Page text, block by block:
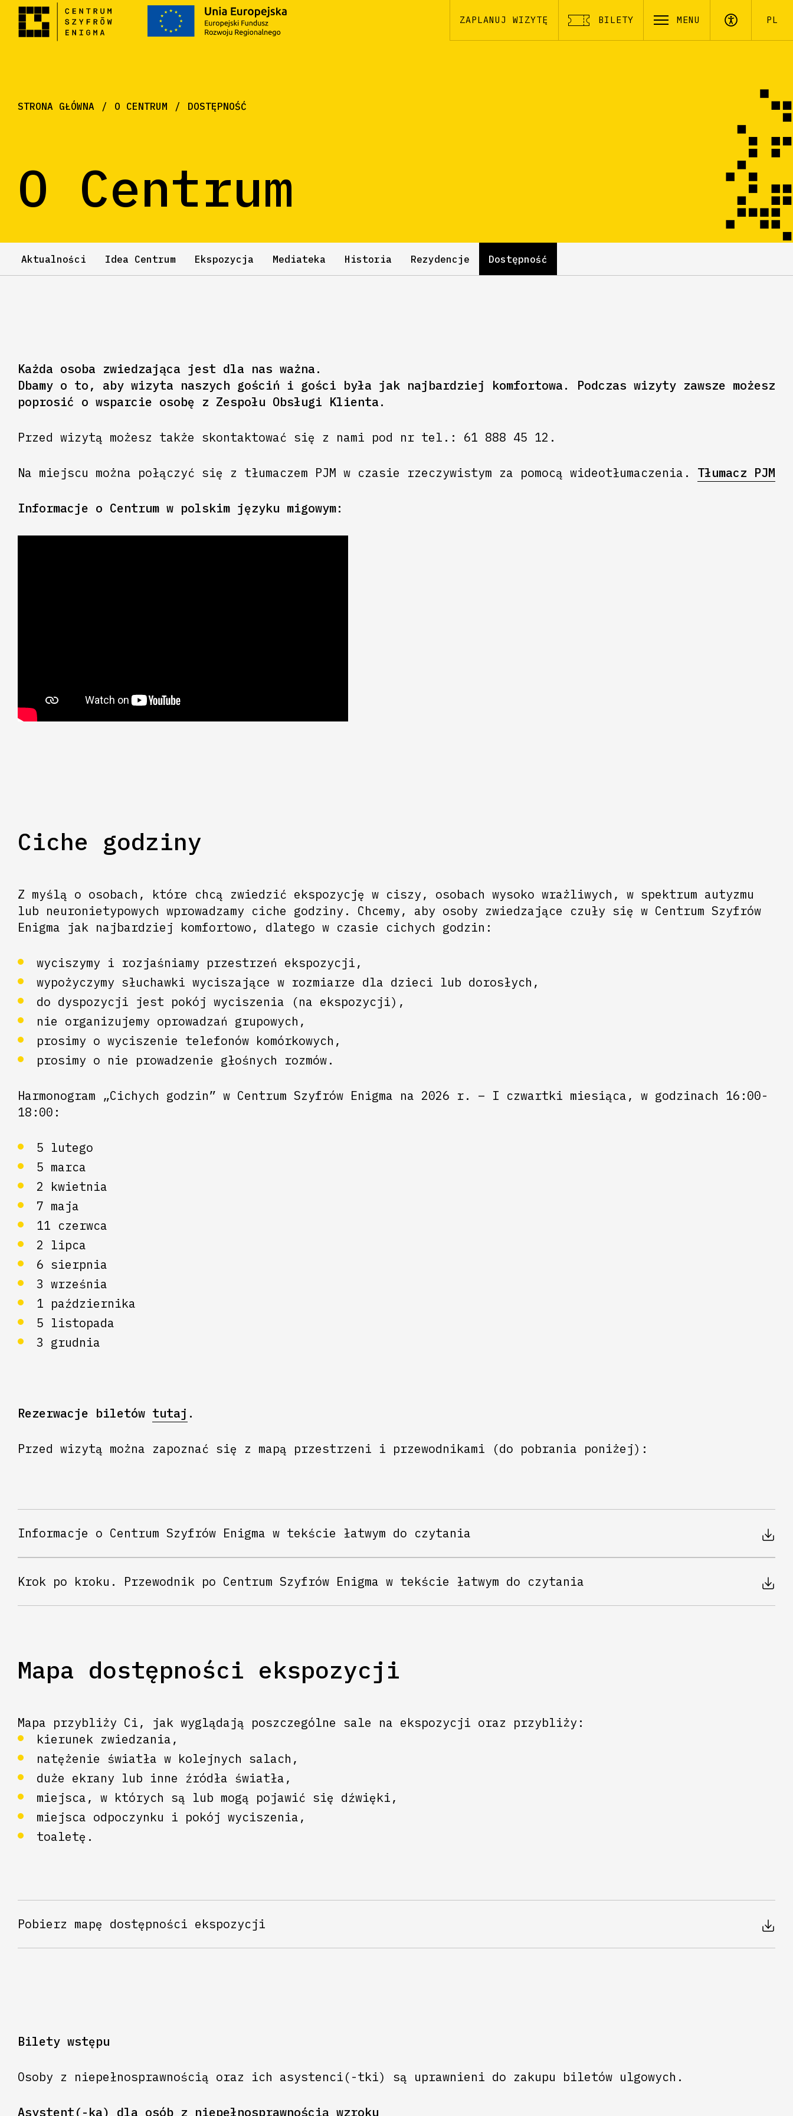
ZAPLANUJ WIZYTĘ BILETY MENU PL
STRONA GŁÓWNA O CENTRUM DOSTĘPNOŚĆ
O Centrum
Aktualności Idea Centrum Ekspozycja Mediateka Historia Rezydencje Dostępność
Każda osoba zwiedzająca jest dla nas ważna.
Dbamy o to, aby wizyta naszych gościń i gości była jak najbardziej komfortowa. Podczas wizyty zawsze możesz
poprosić o wsparcie osobę z Zespołu Obsługi Klienta.
Przed wizytą możesz także skontaktować się z nami pod nr tel.: 61 888 45 12.
Na miejscu można połączyć się z tłumaczem PJM w czasie rzeczywistym za pomocą wideotłumaczenia. Tłumacz PJM
Informacje o Centrum w polskim języku migowym:
Ciche godziny
Z myślą o osobach, które chcą zwiedzić ekspozycję w ciszy, osobach wysoko wrażliwych, w spektrum autyzmu
lub neuronietypowych wprowadzamy ciche godziny. Chcemy, aby osoby zwiedzające czuły się w Centrum Szyfrów
Enigma jak najbardziej komfortowo, dlatego w czasie cichych godzin:
wyciszymy i rozjaśniamy przestrzeń ekspozycji,
wypożyczymy słuchawki wyciszające w rozmiarze dla dzieci lub dorosłych,
do dyspozycji jest pokój wyciszenia (na ekspozycji),
nie organizujemy oprowadzań grupowych,
prosimy o wyciszenie telefonów komórkowych,
prosimy o nie prowadzenie głośnych rozmów.
Harmonogram „Cichych godzin” w Centrum Szyfrów Enigma na 2026 r. – I czwartki miesiąca, w godzinach 16:00-
18:00:
5 lutego
5 marca
2 kwietnia
7 maja
11 czerwca
2 lipca
6 sierpnia
3 września
1 października
5 listopada
3 grudnia
Rezerwacje biletów tutaj .
Przed wizytą można zapoznać się z mapą przestrzeni i przewodnikami (do pobrania poniżej):
Informacje o Centrum Szyfrów Enigma w tekście łatwym do czytania
Krok po kroku. Przewodnik po Centrum Szyfrów Enigma w tekście łatwym do czytania
Mapa dostępności ekspozycji
Mapa przybliży Ci, jak wyglądają poszczególne sale na ekspozycji oraz przybliży:
kierunek zwiedzania,
natężenie światła w kolejnych salach,
duże ekrany lub inne źródła światła,
miejsca, w których są lub mogą pojawić się dźwięki,
miejsca odpoczynku i pokój wyciszenia,
toaletę.
Pobierz mapę dostępności ekspozycji
Bilety wstępu
Osoby z niepełnosprawnością oraz ich asystenci(-tki) są uprawnieni do zakupu biletów ulgowych.
Asystent(-ka) dla osób z niepełnosprawnością wzroku